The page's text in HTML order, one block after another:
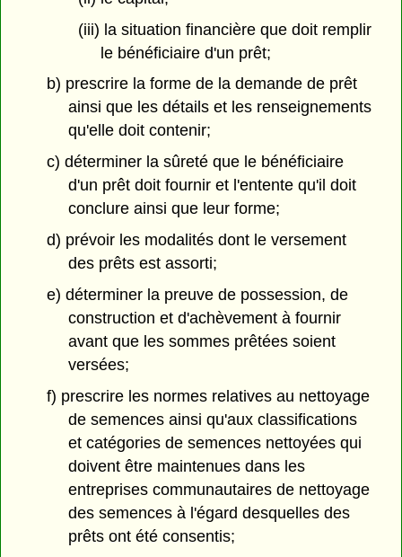
(iii) la situation financière que doit remplir
le bénéficiaire d'un prêt;
b) prescrire la forme de la demande de prêt
ainsi que les détails et les renseignements
qu'elle doit contenir;
c) déterminer la sûreté que le bénéficiaire
d'un prêt doit fournir et l'entente qu'il doit
conclure ainsi que leur forme;
d) prévoir les modalités dont le versement
des prêts est assorti;
e) déterminer la preuve de possession, de
construction et d'achèvement à fournir
avant que les sommes prêtées soient
versées;
f) prescrire les normes relatives au nettoyage
de semences ainsi qu'aux classifications
et catégories de semences nettoyées qui
doivent être maintenues dans les
entreprises communautaires de nettoyage
des semences à l'égard desquelles des
prêts ont été consentis;